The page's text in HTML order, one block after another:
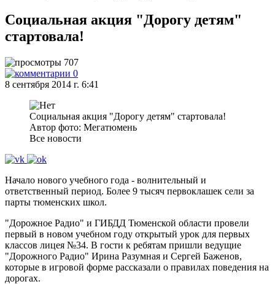
Социальная акция "Дорогу детям"
стартовала!
707
0
8 сентября 2014 г. 6:41
Социальная акция "Дорогу детям" стартовала!
Автор фото: Мегатюмень
Все новости
Начало нового учебного года - волнительный и
ответственный период. Более 9 тысяч первоклашек сели за
парты тюменских школ.
"Дорожное Радио" и ГИБДД Тюменской области провели
первый в новом учебном году открытый урок для первых
классов лицея №34. В гости к ребятам пришли ведущие
"Дорожного Радио" Ирина Разумная и Сергей Баженов,
которые в игровой форме рассказали о правилах поведения на
дорогах.